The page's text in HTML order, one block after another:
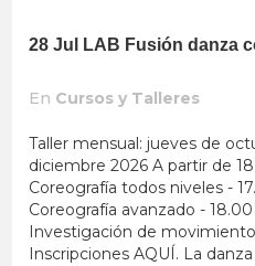
28 Jul LAB Fusión danza
En Cursos y Talleres
Taller mensual: jueves de
diciembre 2026 A partir de 18
Coreografía todos niveles -
Coreografía avanzado -
Investigación de
Inscripciones AQUÍ. La